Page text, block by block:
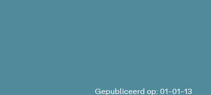
Gepubliceerd op: 01-01-13